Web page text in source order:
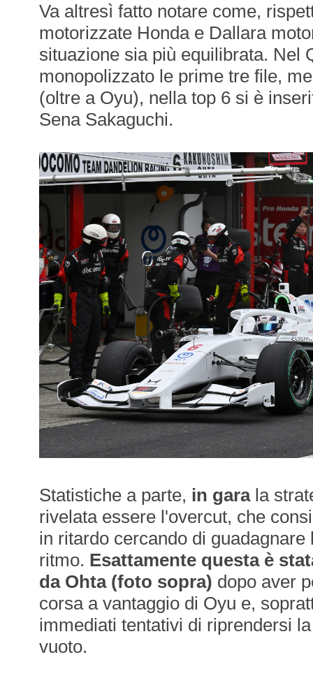
Va altresì fatto notare come,
motorizzate Honda e Dallara
situazione sia più equilibrata. Nel
monopolizzato le prime tre file,
(oltre a Oyu), nella top 6 si è
Sena Sakaguchi.
Statistiche a parte, in garala
rivelata essere l'overcut, che
in ritardo cercando di
ritmo. Esattamente questa è
da Ohta (foto sopra) dopo aver
corsa a vantaggio di Oyu e,
immediati tentativi di riprendersi
vuoto.